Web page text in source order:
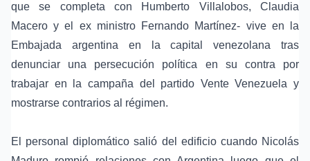
que se completa con Humberto Villalobos, Claudia
Macero y el ex ministro Fernando Martínez- vive en la
Embajada argentina en la capital venezolana tras
denunciar una persecución política en su contra por
trabajar en la campaña del partido Vente Venezuela y
mostrarse contrarios al régimen.
El personal diplomático salió del edificio cuando Nicolás